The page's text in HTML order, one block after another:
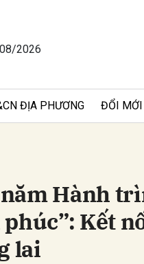
2026
ĐỊA PHƯƠNG ĐỔI MỚI
Hành
Kết
lai